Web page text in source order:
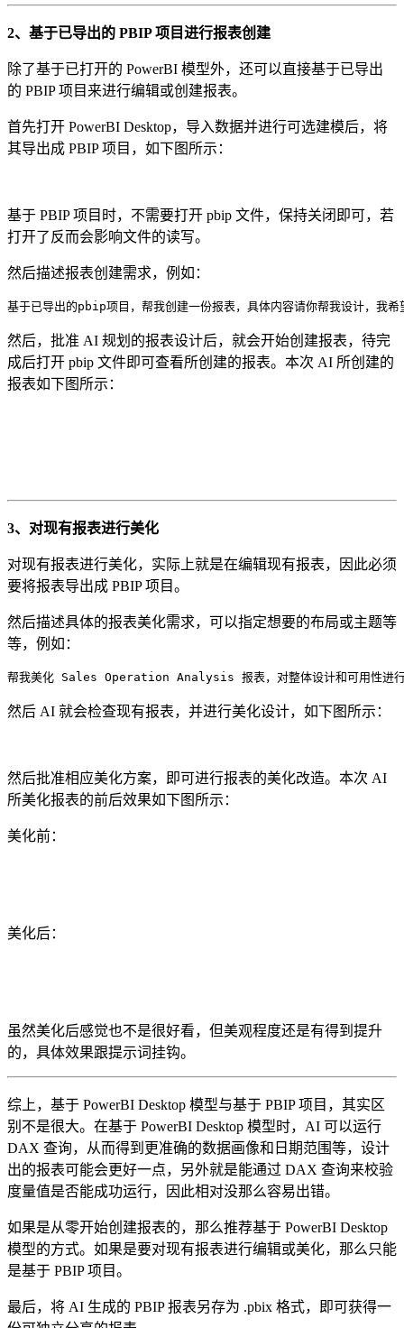
2、基于已导出的 PBIP 项目进行报表创建
除了基于已打开的 PowerBI 模型外，还可以直接基于已导出
的 PBIP 项目来进行编辑或创建报表。
首先打开 PowerBI Desktop，导入数据并进行可选建模后，将
其导出成 PBIP 项目，如下图所示：
基于 PBIP 项目时，不需要打开 pbip 文件，保持关闭即可，若
打开了反而会影响文件的读写。
然后描述报表创建需求，例如：
基于已导出的pbip项目，帮我创建一份报表，具体内容请你帮我设计，我
然后，批准 AI 规划的报表设计后，就会开始创建报表，待完
成后打开 pbip 文件即可查看所创建的报表。本次 AI 所创建的
报表如下图所示：
3、对现有报表进行美化
对现有报表进行美化，实际上就是在编辑现有报表，因此必须
要将报表导出成 PBIP 项目。
然后描述具体的报表美化需求，可以指定想要的布局或主题等
等，例如：
帮我美化 Sales Operation Analysis 报表，对整体设计和可用性进行现代
然后 AI 就会检查现有报表，并进行美化设计，如下图所示：
然后批准相应美化方案，即可进行报表的美化改造。本次 AI
所美化报表的前后效果如下图所示：
美化前：
美化后：
虽然美化后感觉也不是很好看，但美观程度还是有得到提升
的，具体效果跟提示词挂钩。
综上，基于 PowerBI Desktop 模型与基于 PBIP 项目，其实区
别不是很大。在基于 PowerBI Desktop 模型时，AI 可以运行
DAX 查询，从而得到更准确的数据画像和日期范围等，设计
出的报表可能会更好一点，另外就是能通过 DAX 查询来校验
度量值是否能成功运行，因此相对没那么容易出错。
如果是从零开始创建报表的，那么推荐基于 PowerBI Desktop
模型的方式。如果是要对现有报表进行编辑或美化，那么只能
是基于 PBIP 项目。
最后，将 AI 生成的 PBIP 报表另存为 .pbix 格式，即可获得一